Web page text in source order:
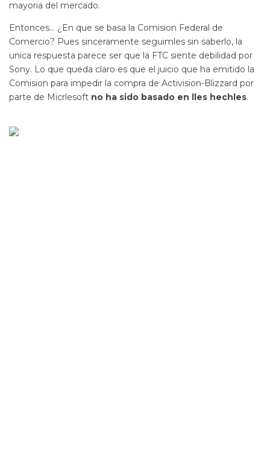
mayoria del mercado.
Entonces… ¿En que se basa la Comision Federal de
Comercio? Pues sinceramente seguimles sin saberlo, la
unica respuesta parece ser que la FTC siente debilidad por
Sony. Lo que queda claro es que el juicio que ha emitido la
Comision para impedir la compra de Activision-Blizzard por
parte de Micrlesoft no ha sido basado en lles hechles.